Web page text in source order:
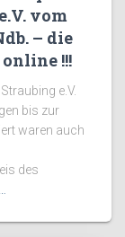
vom
– die
!!!
e.V.
bis zur
waren auch
des